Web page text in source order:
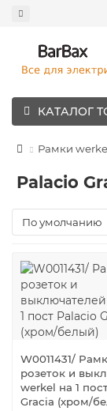
КАТАЛОГ
Рамки
Palacio
W0011431/
розеток и
werkel на 1
Gracia (хром/